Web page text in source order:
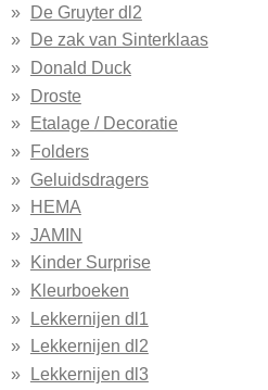
De Gruyter dl2
De zak van Sinterklaas
Donald Duck
Droste
Etalage / Decoratie
Folders
Geluidsdragers
HEMA
JAMIN
Kinder Surprise
Kleurboeken
Lekkernijen dl1
Lekkernijen dl2
Lekkernijen dl3